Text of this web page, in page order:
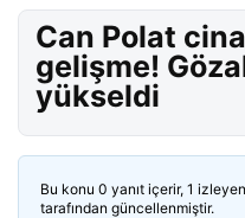
Can Polat
gelişme!
yükseldi
Bu konu 0 yanıt içerir, 1
tarafından güncellenmiştir.